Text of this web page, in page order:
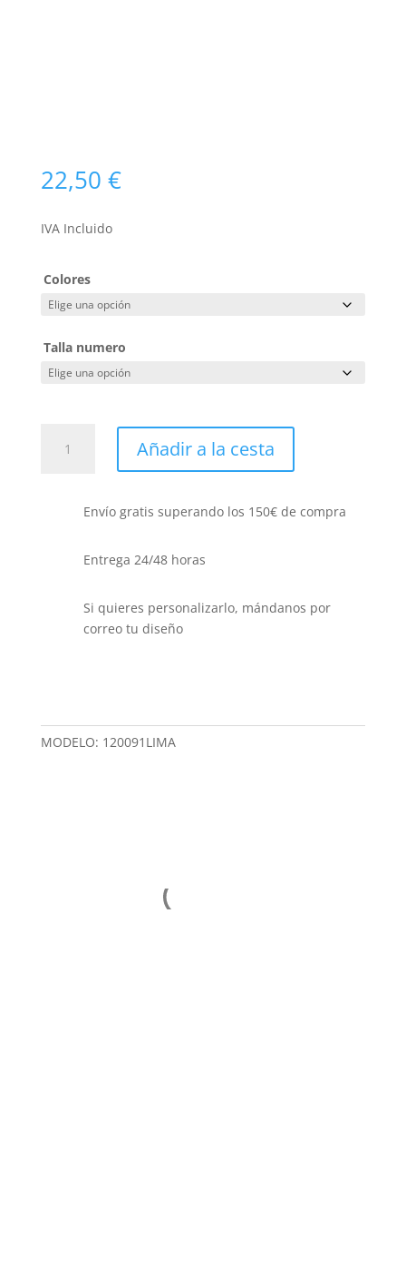
22,50 €
IVA Incluido
Colores
Talla numero
ELASTICO
VISIBILIDAD
cantidad
Añadir a la cesta
Envío gratis superando los 150€ de compra
Entrega 24/48 horas
Si quieres personalizarlo, mándanos por
correo tu diseño
MODELO: 120091LIMA